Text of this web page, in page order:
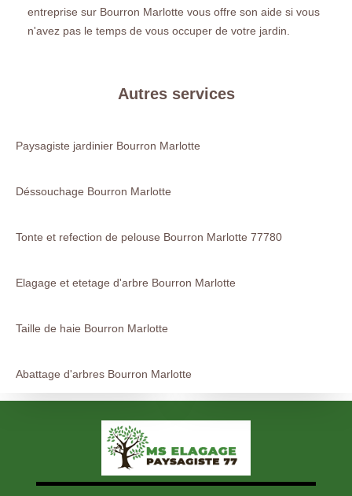
entreprise sur Bourron Marlotte vous offre son aide si vous
n'avez pas le temps de vous occuper de votre jardin.
Autres services
Paysagiste jardinier Bourron Marlotte
Déssouchage Bourron Marlotte
Tonte et refection de pelouse Bourron Marlotte 77780
Elagage et etetage d'arbre Bourron Marlotte
Taille de haie Bourron Marlotte
Abattage d'arbres Bourron Marlotte